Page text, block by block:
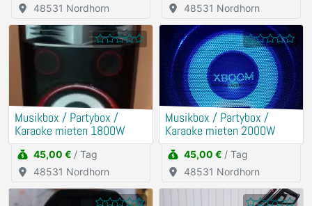
48531 Nordhorn
48531 Nordhorn
Musikbox / Partybox /
Karaoke mieten 1800W
45,00 € / Tag
48531 Nordhorn
Musikbox / Partybox /
Karaoke mieten 2000W
45,00 € / Tag
48531 Nordhorn